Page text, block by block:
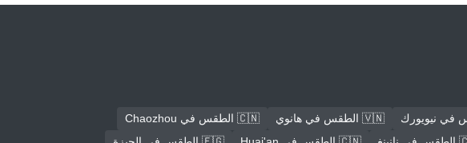
🇻🇳 الطقس في هانوي
🇨🇳 الطقس في Chaozhou